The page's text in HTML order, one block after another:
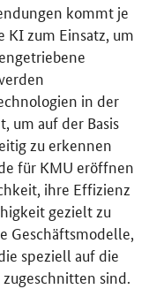
kommt je
KI zum Einsatz, um
in der
um auf der Basis
zu erkennen
für KMU eröffnen
ihre Effizienz
gezielt zu
Geschäftsmodelle,
speziell auf die
sind.